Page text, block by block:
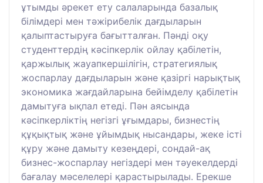
ұтымды әрекет ету салаларында базалық
білімдері мен тәжірибелік дағдыларын
қалыптастыруға бағытталған. Пәнді оқу
студенттердің кәсіпкерлік ойлау қабілетін,
қаржылық жауапкершілігін, стратегиялық
жоспарлау дағдыларын және қазіргі нарықтық
экономика жағдайларына бейімделу қабілетін
дамытуға ықпал етеді. Пән аясында
кәсіпкерліктің негізгі ұғымдары, бизнестің
құқықтық және ұйымдық нысандары, жеке істі
құру және дамыту кезеңдері, сондай-ақ
бизнес-жоспарлау негіздері мен тәуекелдерді
бағалау мәселелері қарастырылады. Ерекше